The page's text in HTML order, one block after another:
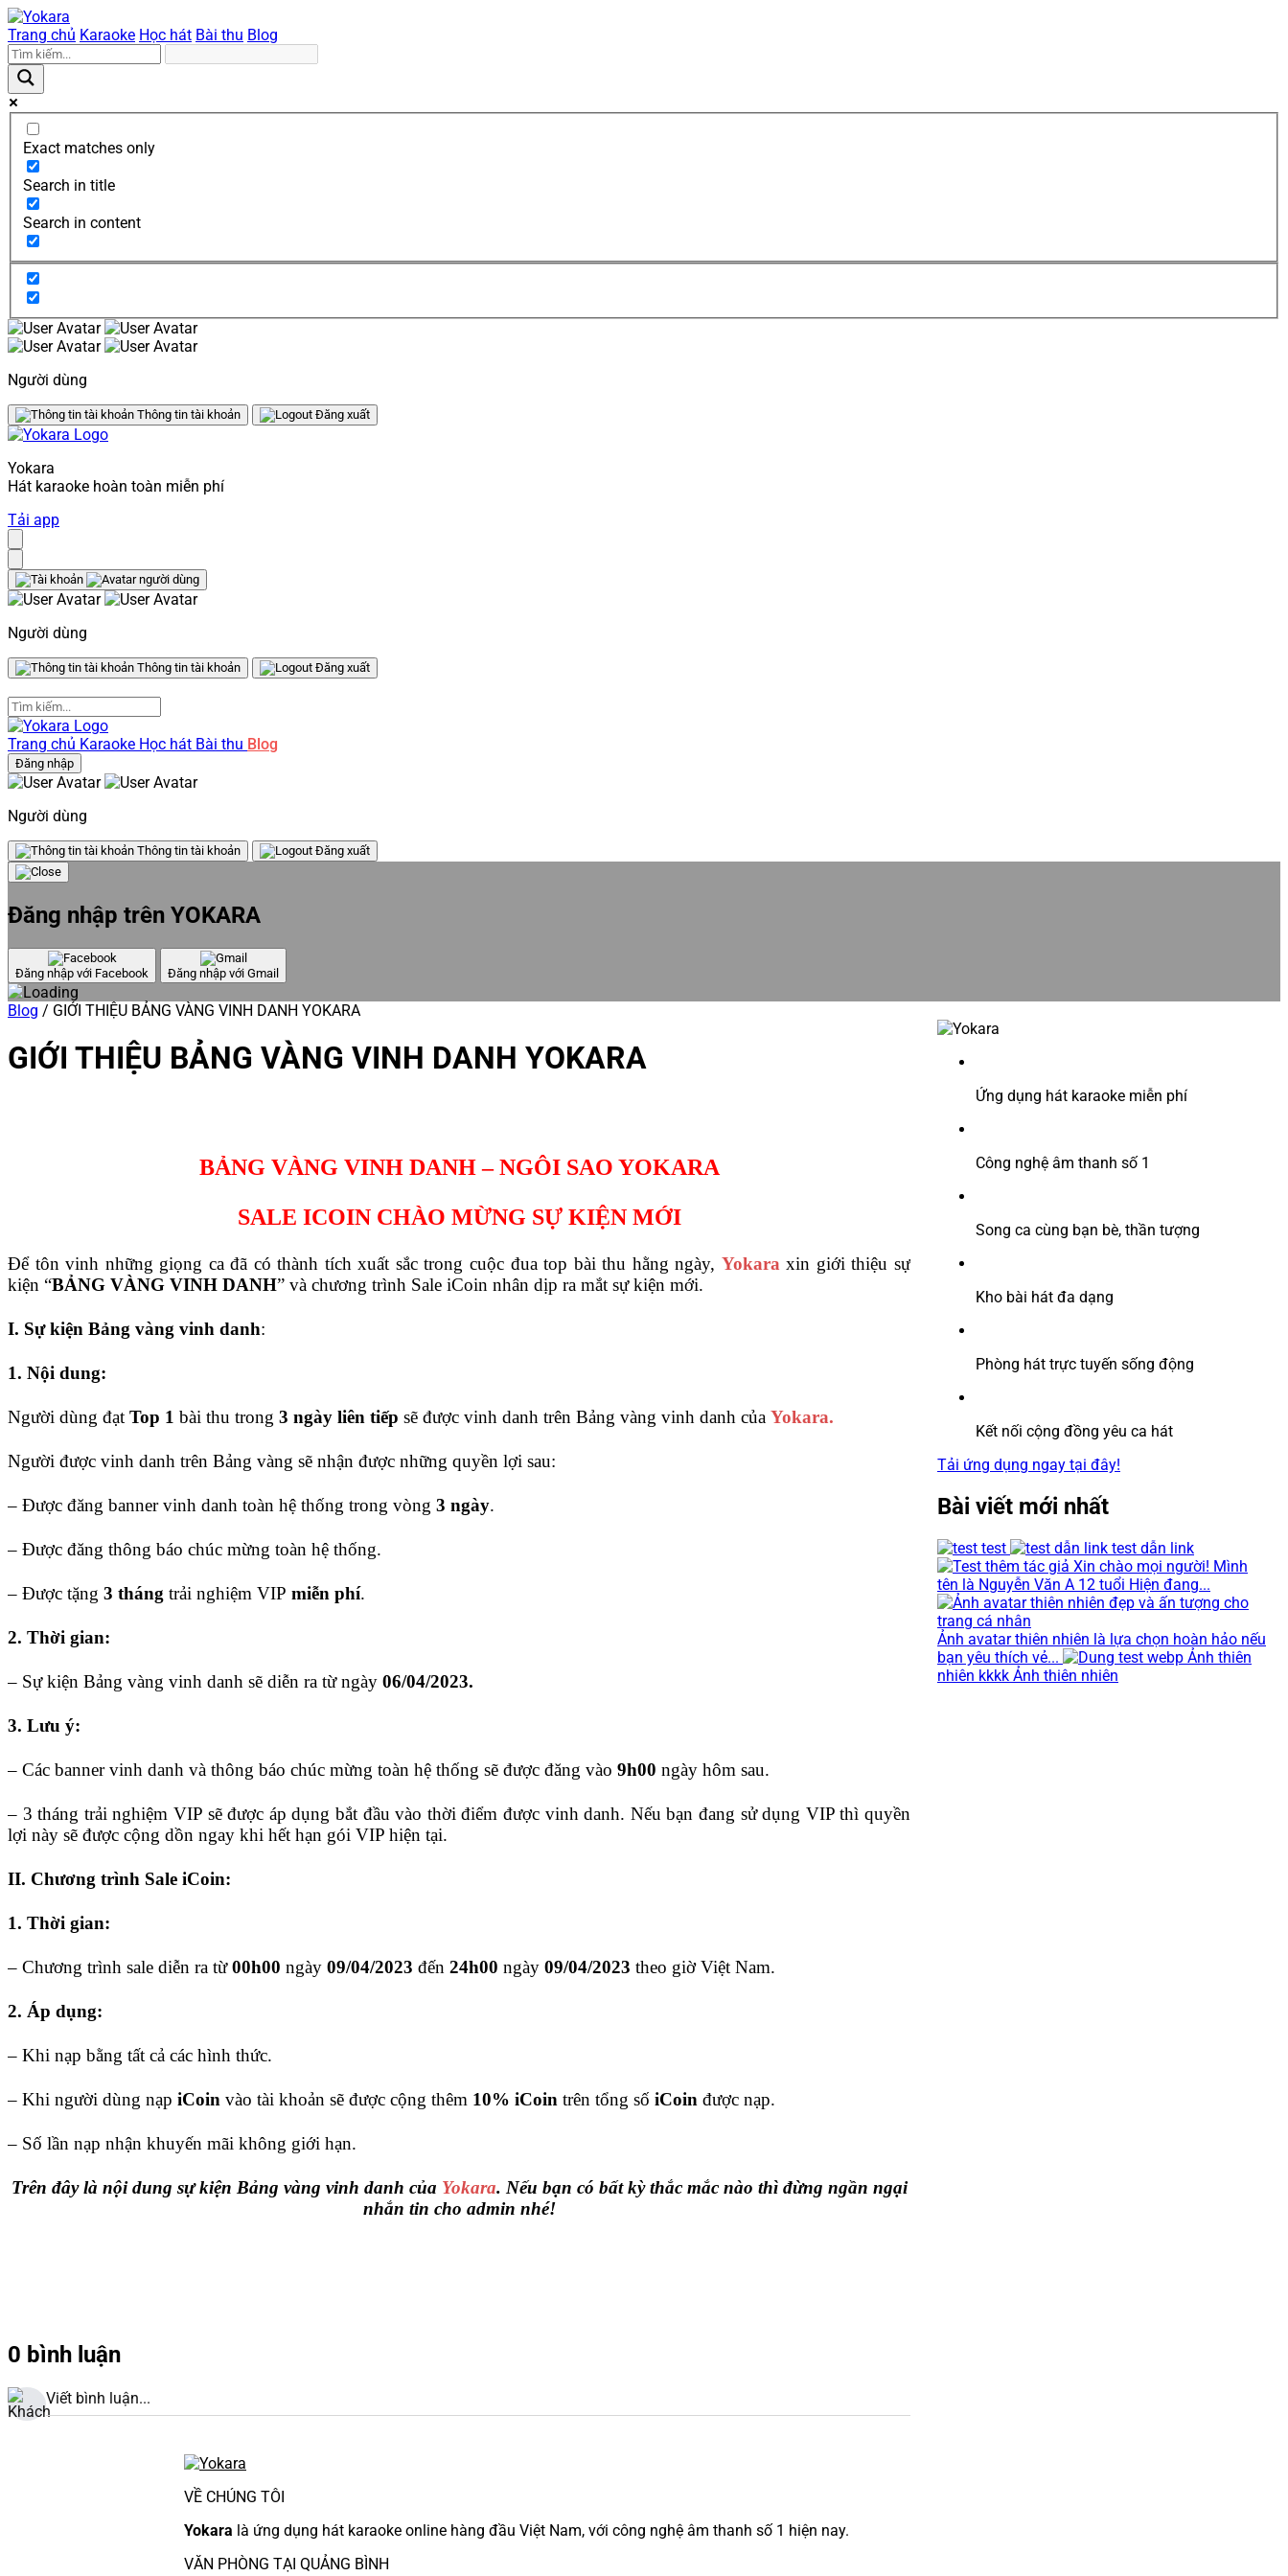
Trang chủ Karaoke Học hát Bài thu Blog
Exact matches only
Search in title
Search in content
Người dùng
Thông tin tài khoản Đăng xuất
Yokara
Hát karaoke hoàn toàn miễn phí
Tải app
Người dùng
Thông tin tài khoản Đăng xuất
Trang chủ Karaoke Học hát Bài thu Blog
Đăng nhập
Người dùng
Thông tin tài khoản Đăng xuất
Đăng nhập trên YOKARA
Đăng nhập với Facebook Đăng nhập với Gmail
Blog / GIỚI THIỆU BẢNG VÀNG VINH DANH YOKARA
GIỚI THIỆU BẢNG VÀNG VINH DANH YOKARA
BẢNG VÀNG VINH DANH – NGÔI SAO YOKARA
SALE ICOIN CHÀO MỪNG SỰ KIỆN MỚI
Để tôn vinh những giọng ca đã có thành tích xuất sắc trong cuộc đua top bài thu hằng ngày, Yokara xin giới thiệu sự
kiện “BẢNG VÀNG VINH DANH” và chương trình Sale iCoin nhân dịp ra mắt sự kiện mới.
I. Sự kiện Bảng vàng vinh danh:
1. Nội dung:
Người dùng đạt Top 1 bài thu trong 3 ngày liên tiếp sẽ được vinh danh trên Bảng vàng vinh danh của Yokara.
Người được vinh danh trên Bảng vàng sẽ nhận được những quyền lợi sau:
– Được đăng banner vinh danh toàn hệ thống trong vòng 3 ngày.
– Được đăng thông báo chúc mừng toàn hệ thống.
– Được tặng 3 tháng trải nghiệm VIP miễn phí.
2. Thời gian:
– Sự kiện Bảng vàng vinh danh sẽ diễn ra từ ngày 06/04/2023.
3. Lưu ý:
– Các banner vinh danh và thông báo chúc mừng toàn hệ thống sẽ được đăng vào 9h00 ngày hôm sau.
– 3 tháng trải nghiệm VIP sẽ được áp dụng bắt đầu vào thời điểm được vinh danh. Nếu bạn đang sử dụng VIP thì quyền
lợi này sẽ được cộng dồn ngay khi hết hạn gói VIP hiện tại.
II. Chương trình Sale iCoin:
1. Thời gian:
– Chương trình sale diễn ra từ00h00 ngày 09/04/2023 đến 24h00 ngày 09/04/2023 theo giờ Việt Nam.
2. Áp dụng:
– Khi nạp bằng tất cả các hình thức.
– Khi người dùng nạp iCoin vào tài khoản sẽ được cộng thêm 10% iCoin trên tổng số iCoin được nạp.
– Số lần nạp nhận khuyến mãi không giới hạn.
Trên đây là nội dung sự kiện Bảng vàng vinh danh của Yokara. Nếu bạn có bất kỳ thắc mắc nào thì đừng ngần ngại
nhắn tin cho admin nhé!
Ứng dụng hát karaoke miễn phí
Công nghệ âm thanh số 1
Song ca cùng bạn bè, thần tượng
Kho bài hát đa dạng
Phòng hát trực tuyến sống động
Kết nối cộng đồng yêu ca hát
Tải ứng dụng ngay tại đây!
Bài viết mới nhất
test
test dẫn link
Xin chào mọi người! Mình
tên là Nguyễn Văn A 12 tuổi Hiện đang...
Ảnh avatar thiên nhiên là lựa chọn hoàn hảo nếu
bạn yêu thích vẻ...
Ảnh thiên
nhiên kkkk Ảnh thiên nhiên
0 bình luận
Viết bình luận...
VỀ CHÚNG TÔI
Yokara là ứng dụng hát karaoke online hàng đầu Việt Nam, với công nghệ âm thanh số 1 hiện nay.
VĂN PHÒNG TẠI QUẢNG BÌNH